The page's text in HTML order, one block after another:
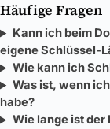
Häufige Fragen
Kann ich beim
eigene Schlüssel-
Wie kann ich
Was ist, wenn
habe?
Wie lange ist